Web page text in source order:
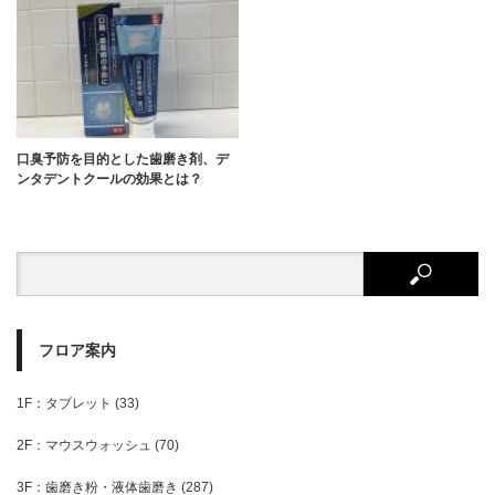
口臭予防を目的とした歯磨き剤、デ
ンタデントクールの効果とは？
フロア案内
1F：タブレット (33)
2F：マウスウォッシュ (70)
3F：歯磨き粉・液体歯磨き (287)